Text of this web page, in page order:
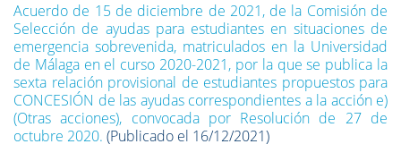
Acuerdo de 15 de diciembre de 2021, de la Comisión de
Selección de ayudas para estudiantes en situaciones de
emergencia sobrevenida, matriculados en la Universidad
de Málaga en el curso 2020-2021, por la que se publica la
sexta relación provisional de estudiantes propuestos para
CONCESIÓN de las ayudas correspondientes a la acción e)
(Otras acciones), convocada por Resolución de 27 de
octubre 2020. (Publicado el 16/12/2021)